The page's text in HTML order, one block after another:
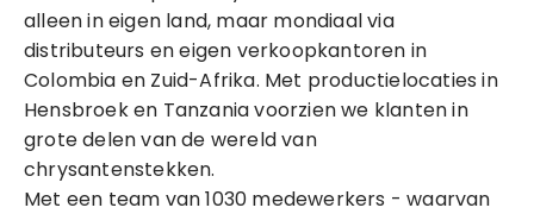
alleen in eigen land, maar mondiaal via
distributeurs en eigen verkoopkantoren in
Colombia en Zuid-Afrika. Met productielocaties in
Hensbroek en Tanzania voorzien we klanten in
grote delen van de wereld van
chrysantenstekken.
Met een team van 1030 medewerkers - waarvan